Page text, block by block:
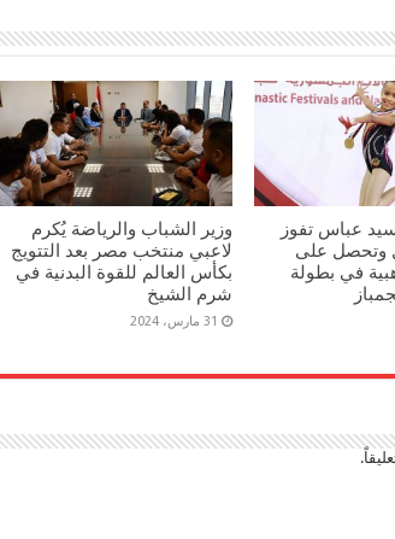
سيد عباس تفوز
وتحصل على
في بطولة
وزير الشباب والرياضة يُكرم
لاعبي منتخب مصر بعد التتويج
بكأس العالم للقوة البدنية في
شرم الشيخ
31 مارس، 2024